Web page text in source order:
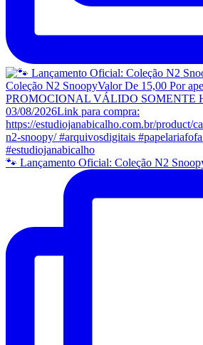
🐾 Lançamento Oficial: Coleção N2